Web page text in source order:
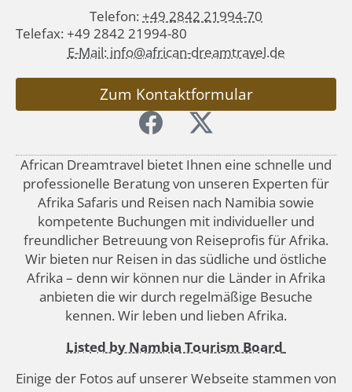
Telefon: +49 2842 21994-70
Telefax: +49 2842 21994-80
E-Mail: info@african-dreamtravel.de
Zum Kontaktformular
African Dreamtravel bietet Ihnen eine schnelle und
professionelle Beratung von unseren Experten für
Afrika Safaris und Reisen nach Namibia sowie
kompetente Buchungen mit individueller und
freundlicher Betreuung von Reiseprofis für Afrika.
Wir bieten nur Reisen in das südliche und östliche
Afrika – denn wir können nur die Länder in Afrika
anbieten die wir durch regelmäßige Besuche
kennen. Wir leben und lieben Afrika.
Listed by Nambia Tourism Board
Einige der Fotos auf unserer Webseite stammen von